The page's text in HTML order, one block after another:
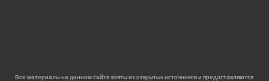
Все материалы на данном сайте взяты из открытых источников и предоставляются